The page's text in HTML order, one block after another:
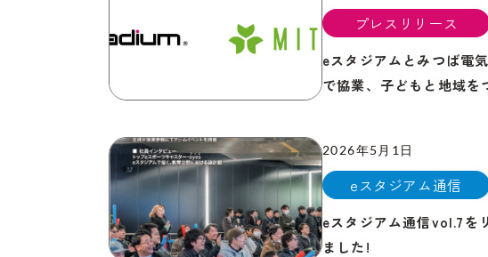
プレスリリース
eスタジアムとみつば電
で協業、子どもと地域を
2026年5月1日
eスタジアム通信
eスタジアム通信vol.7を
ました!